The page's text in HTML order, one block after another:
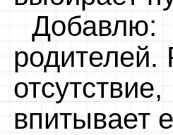
родителей.
впитывает